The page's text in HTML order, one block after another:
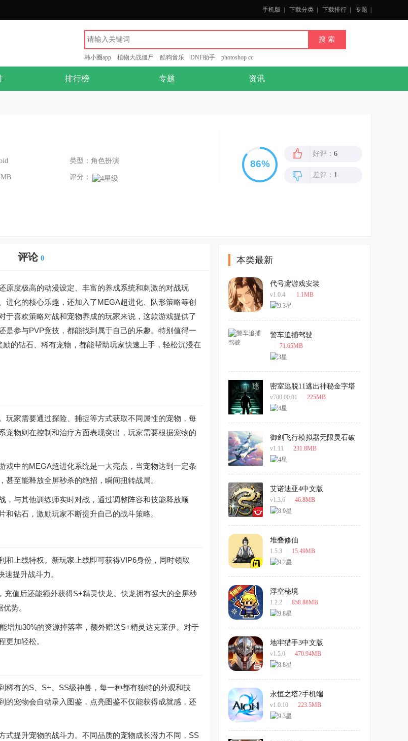
手机版 下载分类 下载排行 专题
韩小圈app 植物大战僵尸 酷狗音乐 DNF助手 photoshop cc
排行榜 专题 资讯
类型：角色扮演
评分：
好评： 6
差评： 1
评论 0
原度极高的动漫设定、丰富的养成系统和刺激的对战玩
化的核心乐趣，还加入了MEGA超进化、队形策略等创
喜欢策略对战和宠物养成的玩家来说，这款游戏提供了
参与PVP竞技，都能找到属于自己的乐趣。特别值得一
的钻石、稀有宠物，都能帮助玩家快速上手，轻松沉浸在
玩家需要通过探险、捕捉等方式获取不同属性的宠物，每
物则在控制和治疗方面表现突出，玩家需要根据宠物的
戏中的MEGA超进化系统是一大亮点，当宠物达到一定条
至能释放全屏秒杀的绝招，瞬间扭转战局。
，与其他训练师实时对战，通过调整阵容和技能释放顺
钻石，激励玩家不断提升自己的战斗策略。
上线特权。新玩家上线即可获得VIP6身份，同时领取
提升战斗力。
值后还能额外获得S+精灵快龙。快龙拥有强大的全屏秒
势。
增加30%的资源掉落率，额外赠送S+精灵达克莱伊。对于
更加轻松。
稀有的S、S+、SS级神兽，每一种都有独特的外观和技
的宠物会自动录入图鉴，点亮图鉴不仅能获得成就感，还
式提升宠物的战斗力。不同品质的宠物成长潜力不同，SS
本类最新
代号鸢游戏安装
v1.0.4 1.1MB
警车追捕驾驶
71.65MB
密室逃脱11逃出神秘金字塔
手机版
v700.00.01 225MB
御剑飞行模拟器无限灵石破
解版
v1.11 231.8MB
艾诺迪亚4中文版
v1.3.6 46.8MB
堆叠修仙
1.5.3 15.49MB
浮空秘境
1.2.2 858.88MB
地牢猎手3中文版
v1.5.0 470.94MB
永恒之塔2手机端
v1.0.10 223.5MB